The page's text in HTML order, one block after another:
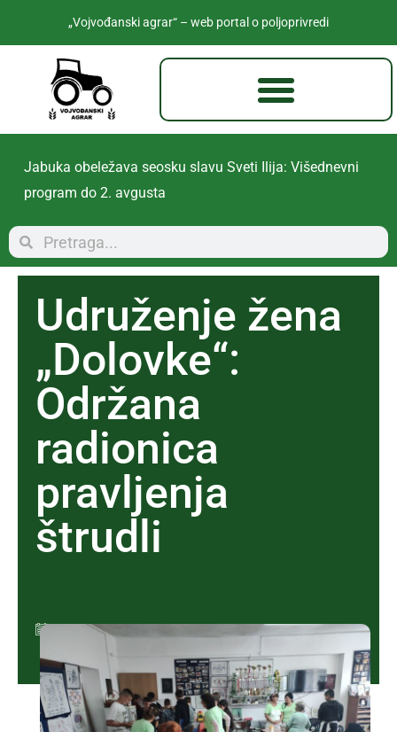
„Vojvođanski agrar“ – web portal o poljoprivredi
Investicija koja zadržava mlade u Južnom Banatu:
trening centar u Pančevu otvara šansu i za učenike iz
Udruženje žena
„Dolovke“:
Održana
radionica
pravljenja
štrudli
18/05/2025